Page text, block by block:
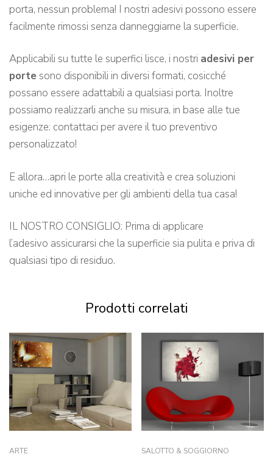
porta, nessun problema! I nostri adesivi possono essere
facilmente rimossi senza danneggiarne la superficie.
Applicabili su tutte le superfici lisce, i nostri adesivi per
porte sono disponibili in diversi formati, cosicché
possano essere adattabili a qualsiasi porta. Inoltre
possiamo realizzarli anche su misura, in base alle tue
esigenze: contattaci per avere il tuo preventivo
personalizzato!
E allora…apri le porte alla creatività e crea soluzioni
uniche ed innovative per gli ambienti della tua casa!
IL NOSTRO CONSIGLIO: Prima di applicare
l’adesivo assicurarsi che la superficie sia pulita e priva di
qualsiasi tipo di residuo.
Prodotti correlati
ARTE SALOTTO & SOGGIORNO